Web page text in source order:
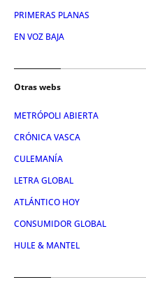
PRIMERAS PLANAS
EN VOZ BAJA
Otras webs
METRÓPOLI ABIERTA
CRÓNICA VASCA
CULEMANÍA
LETRA GLOBAL
ATLÁNTICO HOY
CONSUMIDOR GLOBAL
HULE & MANTEL